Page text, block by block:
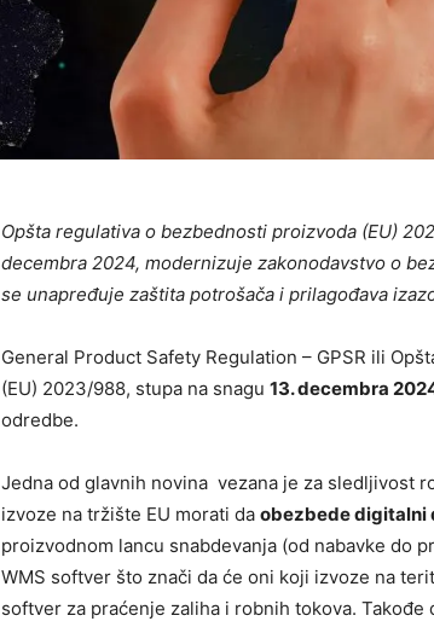
Opšta regulativa o bezbednosti proizvoda (EU)
decembra 2024, modernizuje zakonodavstvo o
se unapređuje zaštita potrošača i prilagođava
General Product Safety Regulation – GPSR ili
(EU) 2023/988, stupa na snagu 13. decembra
odredbe.
Jedna od glavnih novina vezana je za sledljivost
izvoze na tržište EU morati da obezbede digitalni
proizvodnom lancu snabdevanja (od nabavke do
WMS softver što znači da će oni koji izvoze na
softver za praćenje zaliha i robnih tokova.